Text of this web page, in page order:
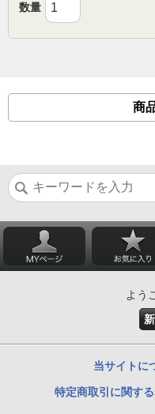
数量
商
よう
当サイトに
特定商取引に関す